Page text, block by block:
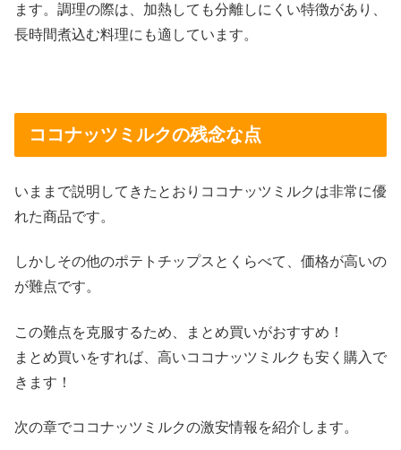
ます。調理の際は、加熱しても分離しにくい特徴があり、
長時間煮込む料理にも適しています。
ココナッツミルクの残念な点
いままで説明してきたとおりココナッツミルクは非常に優
れた商品です。
しかしその他のポテトチップスとくらべて、価格が高いの
が難点です。
この難点を克服するため、まとめ買いがおすすめ！
まとめ買いをすれば、高いココナッツミルクも安く購入で
きます！
次の章でココナッツミルクの激安情報 を紹介します。